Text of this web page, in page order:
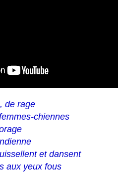
de rage
chiennes
et dansent
aux yeux fous